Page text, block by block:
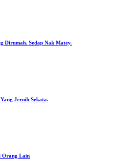
Dirumah. Sedap Nak Matey.
Jernih Sekata.
Orang Lain